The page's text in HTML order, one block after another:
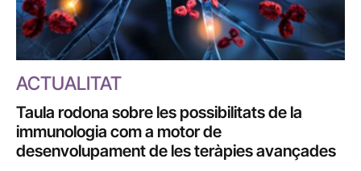
ACTUALITAT
Taula rodona sobre les possibilitats de la
immunologia com a motor de
desenvolupament de les teràpies avançades